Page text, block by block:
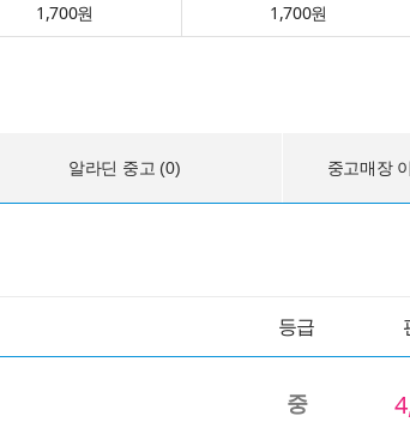
1,700원 1,700원
알라딘 중고 (0) 중고매장
등급
중